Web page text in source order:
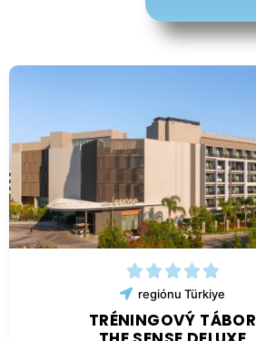
regiónu Türkiye
TRÉNINGOVÝ TÁBOR